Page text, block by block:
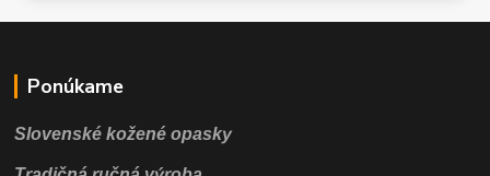
Ponúkame
Slovenské kožené opasky